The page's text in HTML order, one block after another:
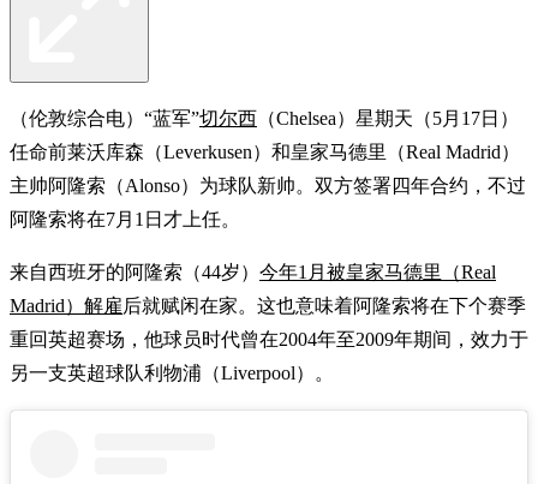
（伦敦综合电）“蓝军”切尔西 （Chelsea）星期天（5月17日）
任命前莱沃库森（Leverkusen）和皇家马德里（Real Madrid）
主帅阿隆索（Alonso）为球队新帅。双方签署四年合约，不过
阿隆索将在7月1日才上任。
来自西班牙的阿隆索（44岁） 今年1月被皇家马德里（Real
Madrid）解雇后就赋闲在家。这也意味着阿隆索将在下个赛季
重回英超赛场，他球员时代曾在2004年至2009年期间，效力于
另一支英超球队利物浦（Liverpool）。